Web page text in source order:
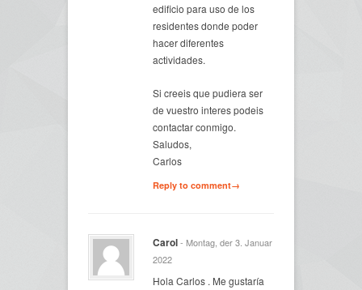
edificio para uso de los
residentes donde poder
hacer diferentes
actividades.
Si creeis que pudiera ser
de vuestro interes podeis
contactar conmigo.
Saludos,
Carlos
Reply to comment→
Carol- Montag, der 3. Januar
2022
Hola Carlos . Me gustaría